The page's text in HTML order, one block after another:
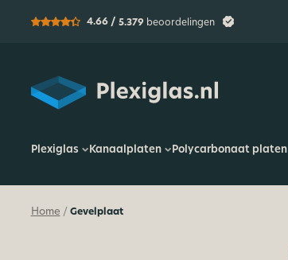
4.66 / 5.379 beoordelingen
Plexiglas
Plexiglas Kanaalplaten Polycarbonaat platen
Home / Gevelplaat